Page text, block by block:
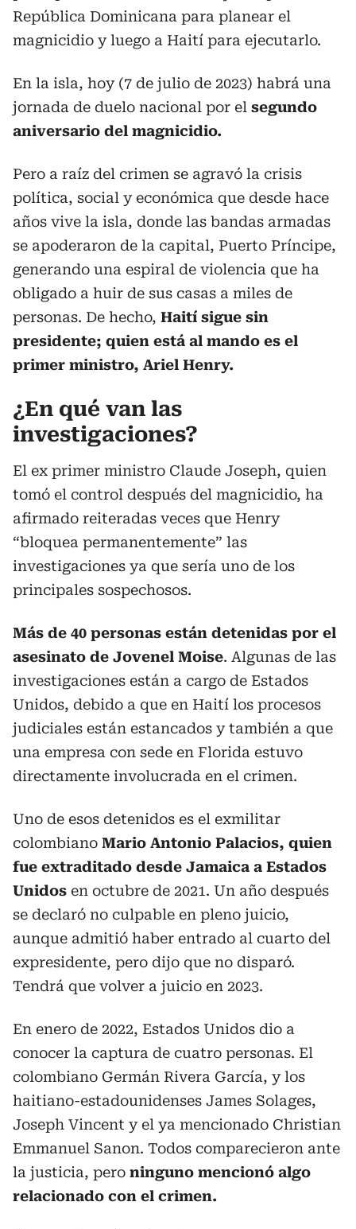
República Dominicana para planear el
magnicidio y luego a Haití para ejecutarlo.
En la isla, hoy (7 de julio de 2023) habrá una
jornada de duelo nacional por el segundo
aniversario del magnicidio.
Pero a raíz del crimen se agravó la crisis
política, social y económica que desde hace
años vive la isla, donde las bandas armadas
se apoderaron de la capital, Puerto Príncipe,
generando una espiral de violencia que ha
obligado a huir de sus casas a miles de
personas. De hecho, Haití sigue sin
presidente; quien está al mando es el
primer ministro, Ariel Henry.
¿En qué van las
investigaciones?
El ex primer ministro Claude Joseph, quien
tomó el control después del magnicidio, ha
afirmado reiteradas veces que Henry
“bloquea permanentemente” las
investigaciones ya que sería uno de los
principales sospechosos.
Más de 40 personas están detenidas por el
asesinato de Jovenel Moise. Algunas de las
investigaciones están a cargo de Estados
Unidos, debido a que en Haití los procesos
judiciales están estancados y también a que
una empresa con sede en Florida estuvo
directamente involucrada en el crimen.
Uno de esos detenidos es el exmilitar
colombiano Mario Antonio Palacios, quien
fue extraditado desde Jamaica a Estados
Unidos en octubre de 2021. Un año después
se declaró no culpable en pleno juicio,
aunque admitió haber entrado al cuarto del
expresidente, pero dijo que no disparó.
Tendrá que volver a juicio en 2023.
En enero de 2022, Estados Unidos dio a
conocer la captura de cuatro personas. El
colombiano Germán Rivera García, y los
haitiano-estadounidenses James Solages,
Joseph Vincent y el ya mencionado Christian
Emmanuel Sanon. Todos comparecieron ante
la justicia, pero ninguno mencionó algo
relacionado con el crimen.